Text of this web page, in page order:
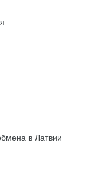
в Латвии